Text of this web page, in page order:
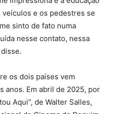
e os pedestres se
sinto de fato numa
nesse contato, nessa
os dois países vem
anos. Em abril de 2025, por
Aqui”, de Walter Salles,